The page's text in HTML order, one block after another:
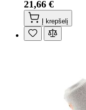
21,66 €
Į krepšelį